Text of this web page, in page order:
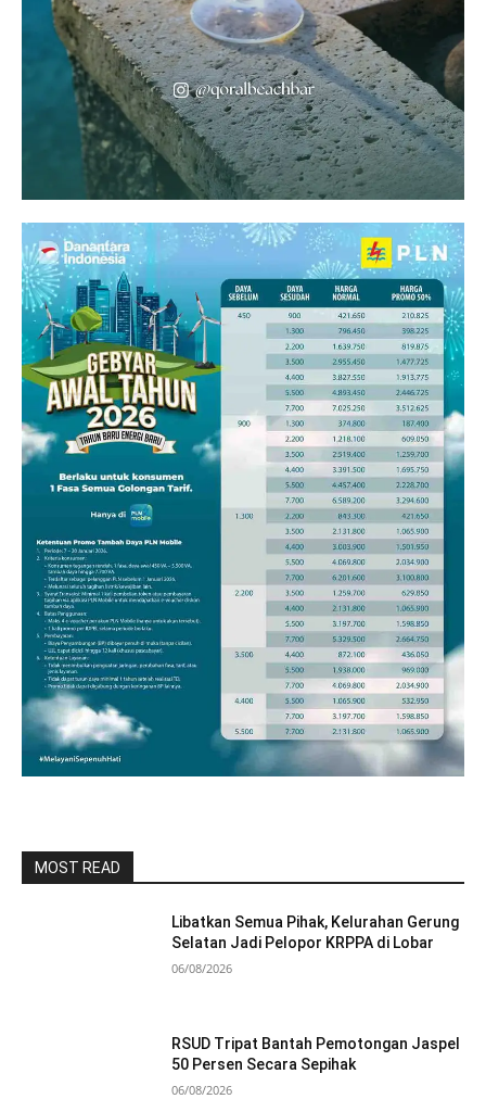
MOST READ
Libatkan Semua Pihak, Kelurahan Gerung
Selatan Jadi Pelopor KRPPA di Lobar
06/08/2026
RSUD Tripat Bantah Pemotongan Jaspel
50 Persen Secara Sepihak
06/08/2026